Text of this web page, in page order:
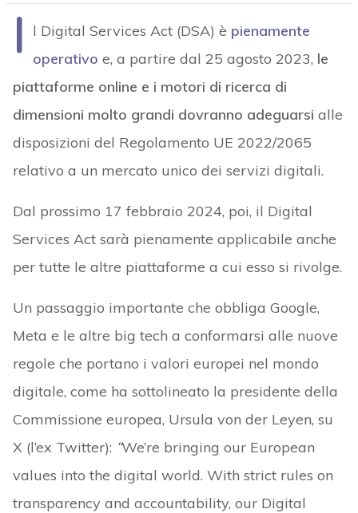
I l Digital Services Act (DSA) è pienamente
operativo e, a partire dal 25 agosto 2023, le
piattaforme online e i motori di ricerca di
dimensioni molto grandi dovranno adeguarsi alle
disposizioni del Regolamento UE 2022/2065
relativo a un mercato unico dei servizi digitali.
Dal prossimo 17 febbraio 2024, poi, il Digital
Services Act sarà pienamente applicabile anche
per tutte le altre piattaforme a cui esso si rivolge.
Un passaggio importante che obbliga Google,
Meta e le altre big tech a conformarsi alle nuove
regole che portano i valori europei nel mondo
digitale, come ha sottolineato la presidente della
Commissione europea, Ursula von der Leyen, su
X (l’ex Twitter): “We’re bringing our European
values into the digital world. With strict rules on
transparency and accountability, our Digital